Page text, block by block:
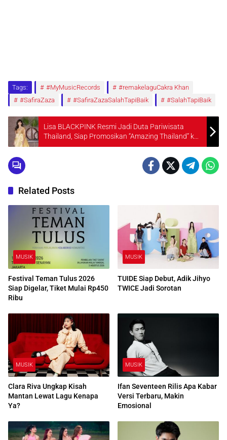
Tags: #MyMusicRecords
#remakelaguCakra Khan
#SafiraZaza
#SafiraZazaSalahTapiBaik #SalahTapiBaik
Lisa BLACKPINK Resmi Jadi Duta Pariwisata
Thailand, Siap Promosikan “Amazing Thailand” ke
Dunia
Related Posts
MUSIK
Festival Teman Tulus 2026
Siap Digelar, Tiket Mulai Rp450
Ribu
MUSIK
TUIDE Siap Debut, Adik Jihyo
TWICE Jadi Sorotan
MUSIK
Clara Riva Ungkap Kisah
Mantan Lewat Lagu Kenapa
Ya?
MUSIK
Ifan Seventeen Rilis Apa Kabar
Versi Terbaru, Makin
Emosional